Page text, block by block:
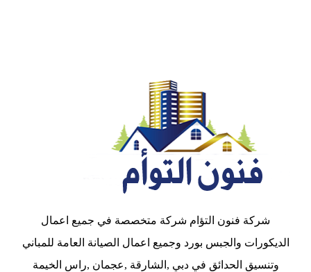
شركة فنون التؤام شركة متخصصة في جميع اعمال
الديكورات والجبس بورد وجميع اعمال الصيانة العامة للمباني
وتنسيق الحدائق في دبي ,الشارقة ,عجمان ,راس الخيمة